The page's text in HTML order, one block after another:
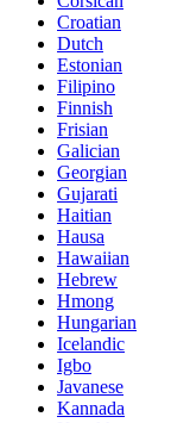
Croatian
Dutch
Estonian
Filipino
Finnish
Frisian
Galician
Georgian
Gujarati
Haitian
Hausa
Hawaiian
Hebrew
Hmong
Hungarian
Icelandic
Igbo
Javanese
Kannada